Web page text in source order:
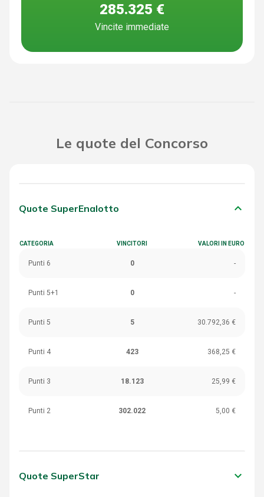
285.325 €
Vincite immediate
Le quote del Concorso
Quote SuperEnalotto keyboard_arrow_down
CATEGORIA VINCITORI VALORI IN EURO
Punti 6 0 -
Punti 5+1 0 -
Punti 5 5 30.792,36 €
Punti 4 423 368,25 €
Punti 3 18.123 25,99 €
Punti 2 302.022 5,00 €
Quote SuperStar keyboard_arrow_down